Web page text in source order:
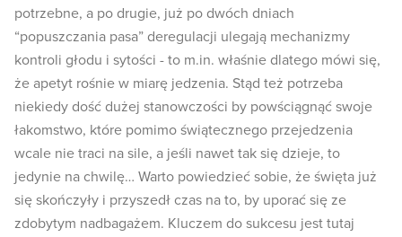
potrzebne, a po drugie, już po dwóch dniach
“popuszczania pasa” deregulacji ulegają mechanizmy
kontroli głodu i sytości - to m.in. właśnie dlatego mówi się,
że apetyt rośnie w miarę jedzenia. Stąd też potrzeba
niekiedy dość dużej stanowczości by powściągnąć swoje
łakomstwo, które pomimo świątecznego przejedzenia
wcale nie traci na sile, a jeśli nawet tak się dzieje, to
jedynie na chwilę… Warto powiedzieć sobie, że święta już
się skończyły i przyszedł czas na to, by uporać się ze
zdobytym nadbagażem. Kluczem do sukcesu jest tutaj